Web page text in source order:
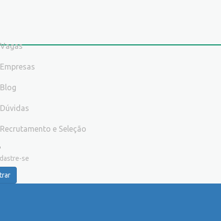
Vagas
Empresas
Blog
Dúvidas
Recrutamento e Seleção
se